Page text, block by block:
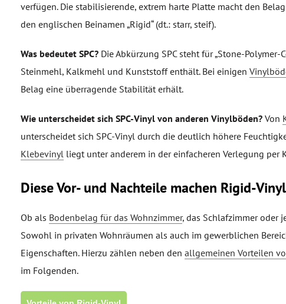
verfügen. Die stabilisierende, extrem harte Platte macht den
den englischen Beinamen „Rigid“ (dt.: starr, steif).
Was bedeutet SPC? Die Abkürzung SPC steht für „Stone-
Steinmehl, Kalkmehl und Kunststoff enthält. Bei einigen
Belag eine überragende Stabilität erhält.
Wie unterscheidet sich SPC-Vinyl von anderen Vinylböden? Von
unterscheidet sich SPC-Vinyl durch die deutlich höhere
Klebevinyl liegt unter anderem in der einfacheren Verlegung per
Diese Vor- und Nachteile machen Rigid-
Ob als Bodenbelag für das Wohnzimmer, das Schlafzimmer oder
Sowohl in privaten Wohnräumen als auch im gewerblichen
Eigenschaften. Hierzu zählen neben den allgemeinen Vorteilen
im Folgenden.